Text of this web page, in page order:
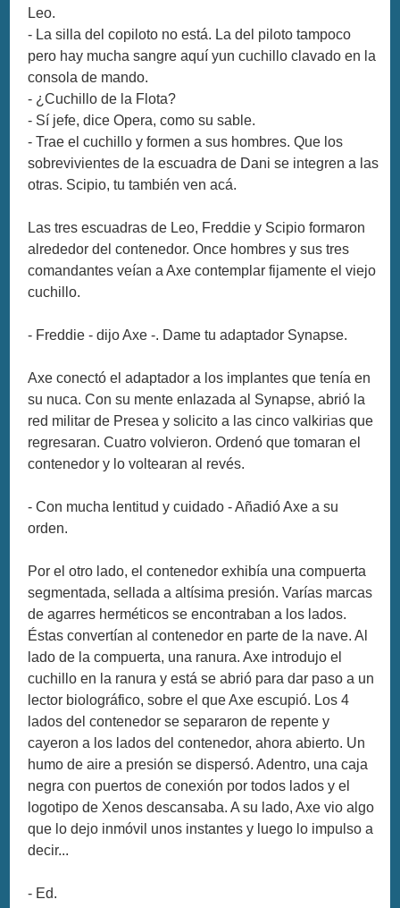
Leo.
- La silla del copiloto no está. La del piloto tampoco
pero hay mucha sangre aquí yun cuchillo clavado en la
consola de mando.
- ¿Cuchillo de la Flota?
- Sí jefe, dice Opera, como su sable.
- Trae el cuchillo y formen a sus hombres. Que los
sobrevivientes de la escuadra de Dani se integren a las
otras. Scipio, tu también ven acá.
Las tres escuadras de Leo, Freddie y Scipio formaron
alrededor del contenedor. Once hombres y sus tres
comandantes veían a Axe contemplar fijamente el viejo
cuchillo.
- Freddie - dijo Axe -. Dame tu adaptador Synapse.
Axe conectó el adaptador a los implantes que tenía en
su nuca. Con su mente enlazada al Synapse, abrió la
red militar de Presea y solicito a las cinco valkirias que
regresaran. Cuatro volvieron. Ordenó que tomaran el
contenedor y lo voltearan al revés.
- Con mucha lentitud y cuidado - Añadió Axe a su
orden.
Por el otro lado, el contenedor exhibía una compuerta
segmentada, sellada a altísima presión. Varías marcas
de agarres herméticos se encontraban a los lados.
Éstas convertían al contenedor en parte de la nave. Al
lado de la compuerta, una ranura. Axe introdujo el
cuchillo en la ranura y está se abrió para dar paso a un
lector biolográfico, sobre el que Axe escupió. Los 4
lados del contenedor se separaron de repente y
cayeron a los lados del contenedor, ahora abierto. Un
humo de aire a presión se dispersó. Adentro, una caja
negra con puertos de conexión por todos lados y el
logotipo de Xenos descansaba. A su lado, Axe vio algo
que lo dejo inmóvil unos instantes y luego lo impulso a
decir...
- Ed.